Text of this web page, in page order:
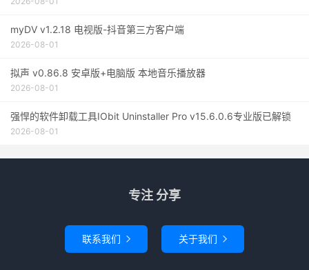
myDV v1.2.18 电视版-抖音第三方客户端
2026-08-01
拟声 v0.86.8 安卓版+电脑版 本地音乐播放器
2026-08-01
强悍的软件卸载工具IObit Uninstaller Pro v15.6.0.6专业版已解锁
2026-08-01
专注 分享
联系我们  关于我们 